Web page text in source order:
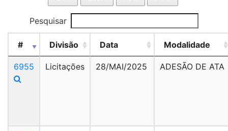
Pesquisar
# Divisão Data Modalidade
6955 Licitações 28/MAI/2025 ADESÃO DE ATA